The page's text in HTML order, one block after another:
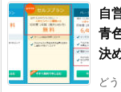
自
青
決
ど